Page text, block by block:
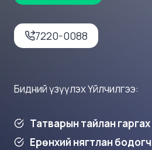
7220-0088
Бидний үзүүлэх Үйлчилгээ:
Татварын тайлан гаргах
Ерөнхий нягтлан